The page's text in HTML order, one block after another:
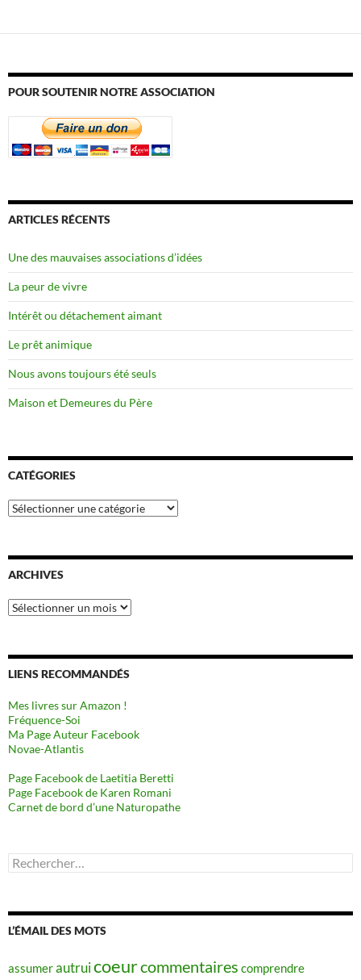
POUR SOUTENIR NOTRE ASSOCIATION
ARTICLES RÉCENTS
Une des mauvaises associations d’idées
La peur de vivre
Intérêt ou détachement aimant
Le prêt animique
Nous avons toujours été seuls
Maison et Demeures du Père
CATÉGORIES
Catégories
ARCHIVES
Archives
LIENS RECOMMANDÉS
Mes livres sur Amazon !
Fréquence-Soi
Ma Page Auteur Facebook
Novae-Atlantis
Page Facebook de Laetitia Beretti
Page Facebook de Karen Romani
Carnet de bord d’une Naturopathe
Rechercher :
L’ÉMAIL DES MOTS
assumerautruicoeurcommentaires comprendre